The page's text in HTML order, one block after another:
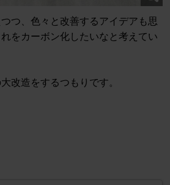
つ、色々と改善するアイデアも思
をカーボン化したいなと考えてい
改造をするつもりです。